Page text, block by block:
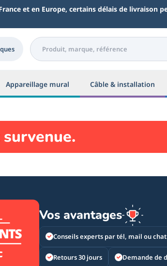
et en Europe, certains délais de
Appareillage mural Câble & installation
Vos avantages
Conseils experts par tél, mail ou chat
Retours 30 jours Demande de